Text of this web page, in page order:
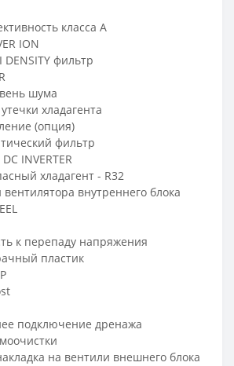
класса А
ION
DENSITY фильтр
шума
хладагента
(опция)
фильтр
INVERTER
хладагент - R32
вентилятора внутреннего блока
к перепаду напряжения
пластик
подключение дренажа
на вентили внешнего блока